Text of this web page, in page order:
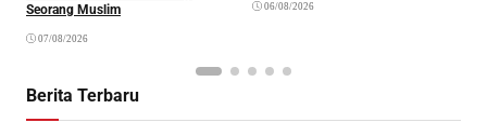
Seorang Muslim
07/08/2026
06/08/2026
Berita Terbaru